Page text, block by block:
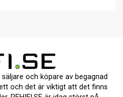
och köpare av begagnad
och det är viktigt att det finns